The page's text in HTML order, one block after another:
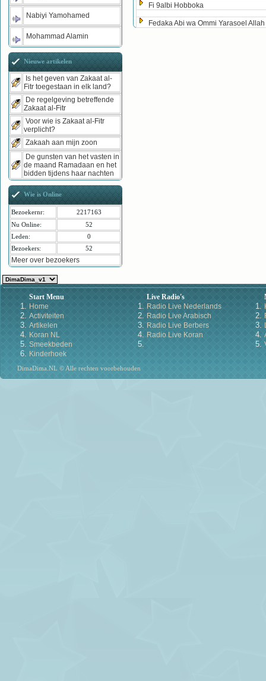
Fi 9albi Hobboka
Fedaka Abi wa Ommi Yarasoel Allah
Nabiyi Yamohamed
Mohammad Alamin
Nieuwe artikelen
Is het geven van Zakaat al-
Fitr toegestaan in elk land?
De regelgeving betreffende
Zakaat al-Fitr
Voor wie is Zakaat al-Fitr
verplicht?
Zakaah aan mijn zoon
De gunsten van het vasten in
de maand Ramadaan en het
bidden tijdens haar nachten
Wie is Online
Bezoekernr:
2217163
Nu Online:
52
Leden:
0
Bezoekers:
52
Meer over bezoekers
Start Menu
Home
Activiteiten
Artikelen
Koran NL
Smeekbeden
Kinderhoek
Live Radio's
Radio Live Nederlands
Radio Live Arabisch
Radio Live Berbers
Radio Live Koran
DimaDima.NL © Alle rechten voorbehouden